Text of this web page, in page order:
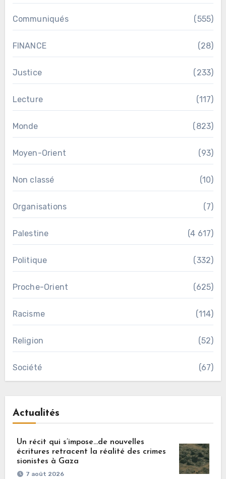
Communiqués (555)
FINANCE (28)
Justice (233)
Lecture (117)
Monde (823)
Moyen-Orient (93)
Non classé (10)
Organisations (7)
Palestine (4 617)
Politique (332)
Proche-Orient (625)
Racisme (114)
Religion (52)
Société (67)
Actualités
Un récit qui s’impose…de nouvelles
écritures retracent la réalité des crimes
sionistes à Gaza
7 août 2026